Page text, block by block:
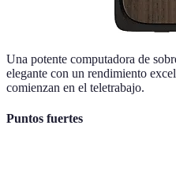
Una potente computadora de
elegante con un rendimiento
comienzan en el teletrabajo.
Puntos fuertes